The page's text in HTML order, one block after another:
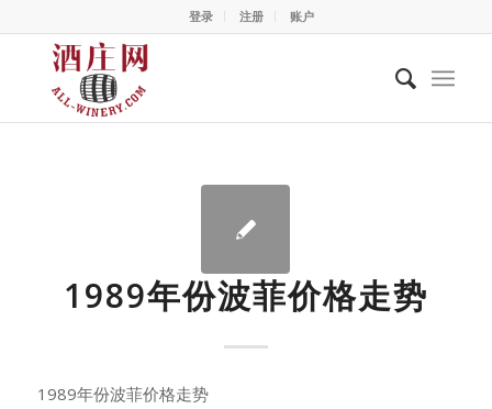
登录 注册 账户
1989年份波菲价格走势
1989年份波菲价格走势